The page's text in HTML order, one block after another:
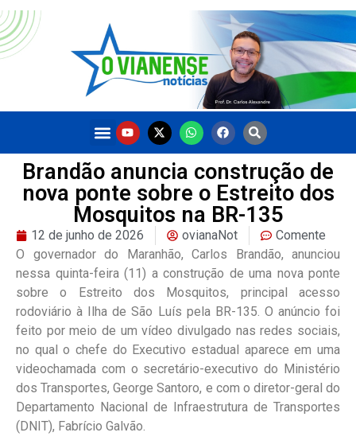
Brandão anuncia construção de
nova ponte sobre o Estreito dos
Mosquitos na BR-135
12 de junho de 2026 ovianaNot
Comente
O governador do Maranhão, Carlos Brandão, anunciou
nessa quinta-feira (11) a construção de uma nova ponte
sobre o Estreito dos Mosquitos, principal acesso
rodoviário à Ilha de São Luís pela BR-135. O anúncio foi
feito por meio de um vídeo divulgado nas redes sociais,
no qual o chefe do Executivo estadual aparece em uma
videochamada com o secretário-executivo do Ministério
dos Transportes, George Santoro, e com o diretor-geral do
Departamento Nacional de Infraestrutura de Transportes
(DNIT), Fabrício Galvão.